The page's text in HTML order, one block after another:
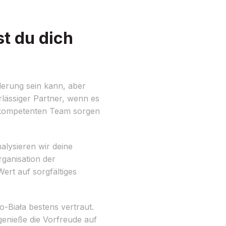
du dich
sein kann, aber
Partner, wenn es
Team sorgen
wir deine
der
auf sorgfältiges
Biała bestens vertraut.
die Vorfreude auf